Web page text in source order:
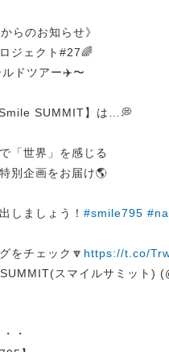
らのお知らせ》
ジェクト#27🌈
ルドツアー✈️〜
SUMMIT】は…💭
「世界」を感じる
別企画をお届け🌎
しましょう！ #smile795
をチェック🔽 https://t.co/
スマイルサミット)
・